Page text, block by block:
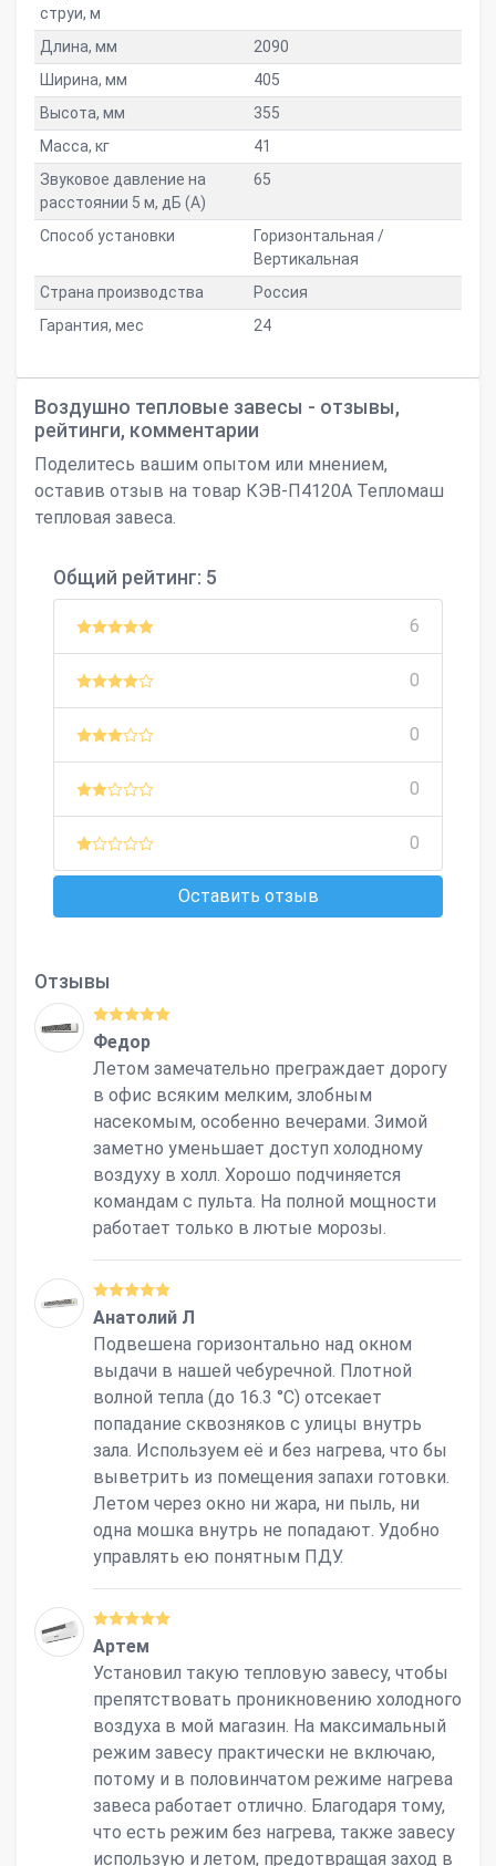
струи, м
Длина, мм
2090
Ширина, мм
405
Высота, мм
355
Масса, кг
41
Звуковое давление на
расстоянии 5 м, дБ (A)
65
Способ установки
Горизонтальная /
Вертикальная
Страна производства
Россия
Гарантия, мес
24
Воздушно тепловые завесы - отзывы,
рейтинги, комментарии
Поделитесь вашим опытом или мнением,
оставив отзыв на товар КЭВ-П4120А Тепломаш
тепловая завеса.
Общий рейтинг: 5
6
0
0
0
0
Оставить отзыв
Отзывы
Федор
Летом замечательно преграждает дорогу
в офис всяким мелким, злобным
насекомым, особенно вечерами. Зимой
заметно уменьшает доступ холодному
воздуху в холл. Хорошо подчиняется
командам с пульта. На полной мощности
работает только в лютые морозы.
Анатолий Л
Подвешена горизонтально над окном
выдачи в нашей чебуречной. Плотной
волной тепла (до 16.3 °С) отсекает
попадание сквозняков с улицы внутрь
зала. Используем её и без нагрева, что бы
выветрить из помещения запахи готовки.
Летом через окно ни жара, ни пыль, ни
одна мошка внутрь не попадают. Удобно
управлять ею понятным ПДУ.
Артем
Установил такую тепловую завесу, чтобы
препятствовать проникновению холодного
воздуха в мой магазин. На максимальный
режим завесу практически не включаю,
потому и в половинчатом режиме нагрева
завеса работает отлично. Благодаря тому,
что есть режим без нагрева, также завесу
использую и летом, предотвращая заход в